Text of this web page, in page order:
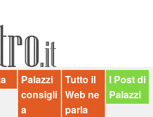
Palazzi
consigli
a
Tutto il
Web ne
parla
I Post di
Palazzi